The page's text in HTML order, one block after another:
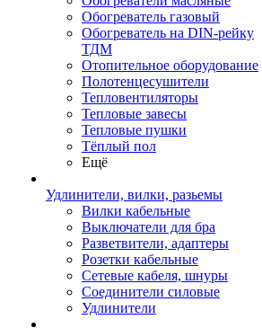
Обогреватель газовый
Обогреватель на DIN-рейку
ТДМ
Отопительное оборудование
Полотенцесушители
Тепловентиляторы
Тепловые завесы
Тепловые пушки
Тёплый пол
Ещё
Удлинители, вилки, разьемы
Вилки кабельные
Выключатели для бра
Разветвители, адаптеры
Розетки кабельные
Сетевые кабеля, шнуры
Соединители силовые
Удлинители